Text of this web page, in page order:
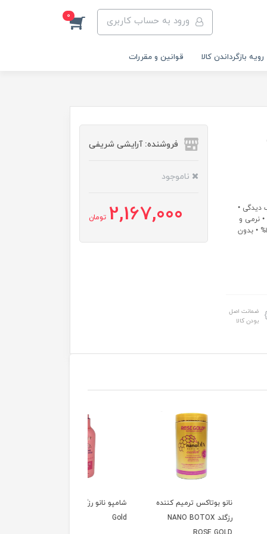
ورود به حساب کاربری 0
رویه‌ بازگرداندن کالا قوانین و مقررات
دیدگی •
طبیعی • محصول کشور برزیل • ماندگاری ۶ تا ۸ ماه • نرمی و
لطافت بالا • درمان خشکی مو • کنترل چربی مو • حجم ۸۰۰ میل • احیای ۱۰۰% • بدون
ضمانت اصل
بودن کالا
فروشنده: آرایشی شریفی
ناموجود
2,167,000 تومان
ترمیم کننده
رزگلد NANO BOTOX
شامپو نانو رزگلد Rose
Gold